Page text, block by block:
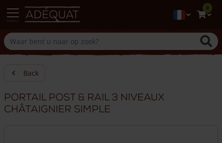
0
Back
Portail Post & Rail 3 niveaux
châtaignier simple